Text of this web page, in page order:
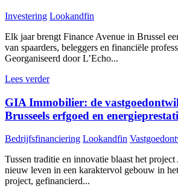
Investering Lookandfin
Elk jaar brengt Finance Avenue in Brussel
van spaarders, beleggers en financiële
Georganiseerd door L’Echo...
Lees verder
GIA Immobilier: de
Brusseels erfgoed en
Bedrijfsfinanciering Lookandfin
Tussen traditie en innovatie blaast het
nieuw leven in een karaktervol gebouw in
project, gefinancierd...